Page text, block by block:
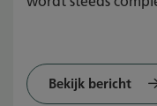
Bekijk bericht